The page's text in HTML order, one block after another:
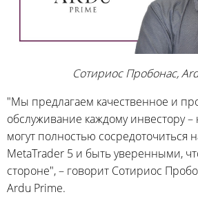
Сотириос Пробонас,
"Мы предлагаем качественное и
обслуживание каждому инвестору
могут полностью сосредоточиться
MetaTrader 5 и быть уверенными,
стороне", – говорит Сотириос
Ardu Prime.